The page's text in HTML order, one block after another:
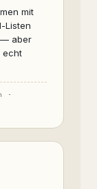
mit
Listen
— aber
echt
·